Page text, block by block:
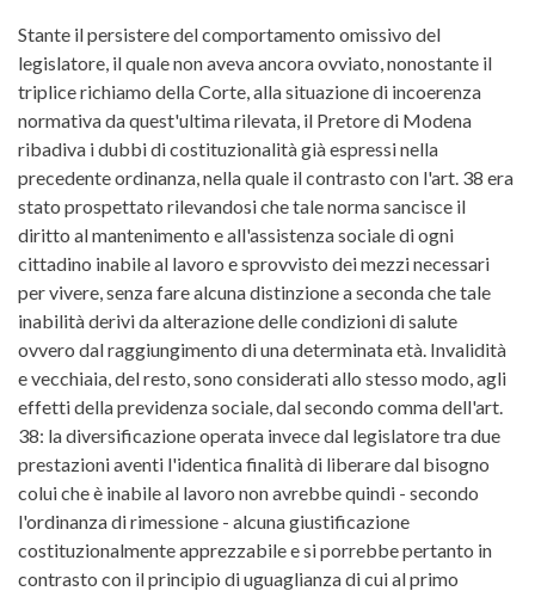
Stante il persistere del comportamento omissivo del
legislatore, il quale non aveva ancora ovviato, nonostante il
triplice richiamo della Corte, alla situazione di incoerenza
normativa da quest'ultima rilevata, il Pretore di Modena
ribadiva i dubbi di costituzionalità già espressi nella
precedente ordinanza, nella quale il contrasto con l'art. 38 era
stato prospettato rilevandosi che tale norma sancisce il
diritto al mantenimento e all'assistenza sociale di ogni
cittadino inabile al lavoro e sprovvisto dei mezzi necessari
per vivere, senza fare alcuna distinzione a seconda che tale
inabilità derivi da alterazione delle condizioni di salute
ovvero dal raggiungimento di una determinata età. Invalidità
e vecchiaia, del resto, sono considerati allo stesso modo, agli
effetti della previdenza sociale, dal secondo comma dell'art.
38: la diversificazione operata invece dal legislatore tra due
prestazioni aventi l'identica finalità di liberare dal bisogno
colui che è inabile al lavoro non avrebbe quindi - secondo
l'ordinanza di rimessione - alcuna giustificazione
costituzionalmente apprezzabile e si porrebbe pertanto in
contrasto con il principio di uguaglianza di cui al primo